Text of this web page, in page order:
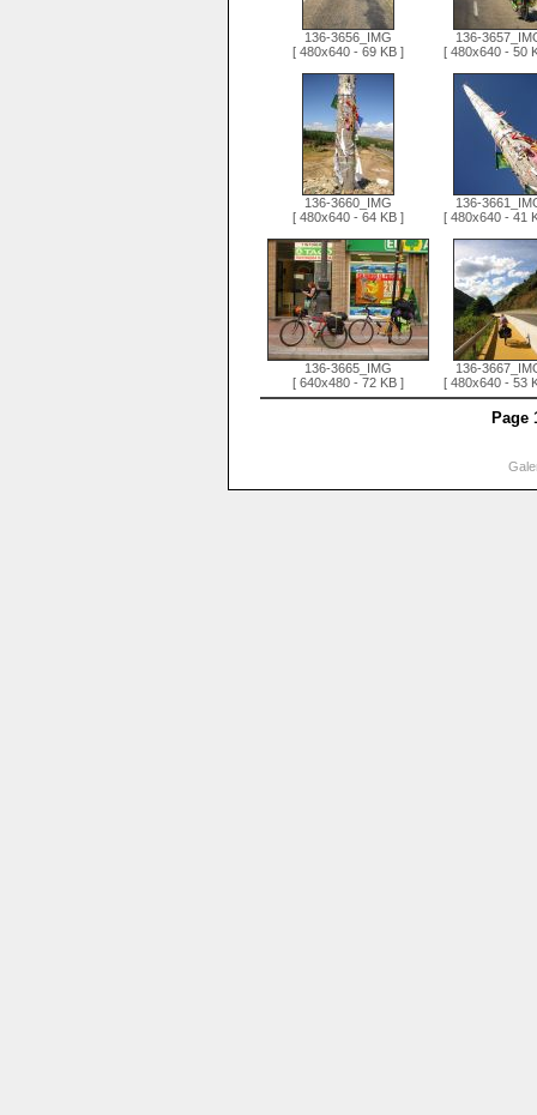
136-3656_IMG
[ 480x640 - 69 KB ]
136-
[ 480x640 - 50
136-3660_IMG
[ 480x640 - 64 KB ]
136-
[ 480x640 - 41
136-3665_IMG
[ 640x480 - 72 KB ]
136-
[ 480x640 - 53
Page